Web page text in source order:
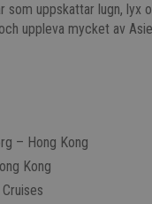
uppskattar lugn, lyx
uppleva mycket av
– Hong Kong
Kong